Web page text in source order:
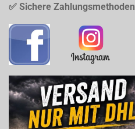
✅ Sichere Zahlungsmethoden